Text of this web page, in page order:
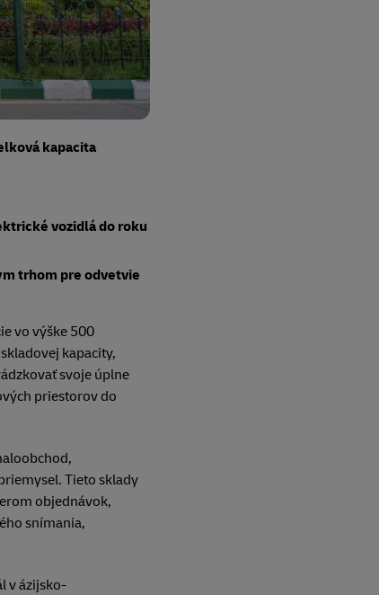
kapacita
vozidlá do roku
trhom pre odvetvie
vo výške 500
kapacity,
svoje úplne
priestorov do
Tieto sklady
objednávok,
snímania,
v ázijsko-